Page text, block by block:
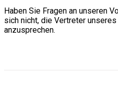
Haben Sie Fragen an unseren
sich nicht, die Vertreter
anzusprechen.